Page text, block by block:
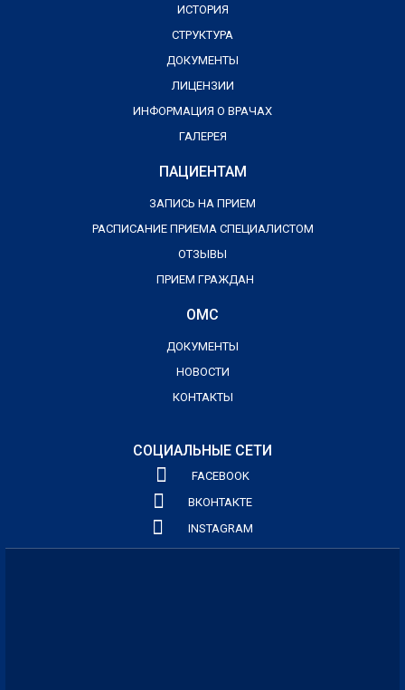
ИСТОРИЯ
СТРУКТУРА
ДОКУМЕНТЫ
ЛИЦЕНЗИИ
ИНФОРМАЦИЯ О ВРАЧАХ
ГАЛЕРЕЯ
ПАЦИЕНТАМ
ЗАПИСЬ НА ПРИЕМ
РАСПИСАНИЕ ПРИЕМА СПЕЦИАЛИСТОМ
ОТЗЫВЫ
ПРИЕМ ГРАЖДАН
ОМС
ДОКУМЕНТЫ
НОВОСТИ
КОНТАКТЫ
СОЦИАЛЬНЫЕ СЕТИ
FACEBOOK
ВКОНТАКТЕ
INSTAGRAM